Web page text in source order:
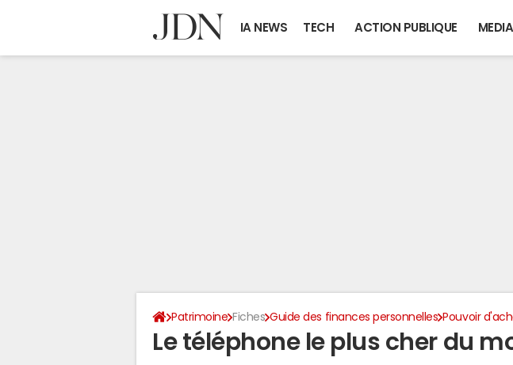
IA NEWS TECH ACTION PUBLIQUE MEDIA
Patrimoine Fiches Guide des finances personnelles Pouvoir
Le téléphone le plus cher du